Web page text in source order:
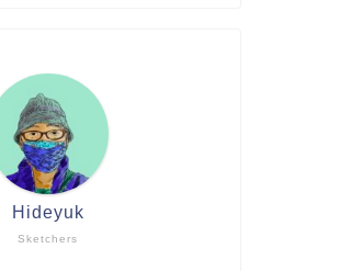
Sketchers
Hideyuk